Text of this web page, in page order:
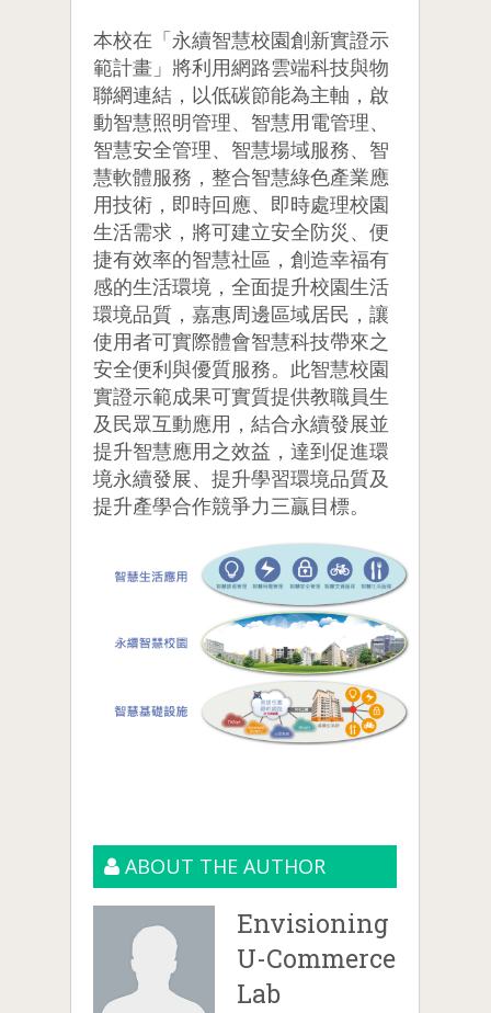
本校在「永續智慧校園創新實證示
範計畫」將利用網路雲端科技與物
聯網連結，以低碳節能為主軸，啟
動智慧照明管理、智慧用電管理、
智慧安全管理、智慧場域服務、智
慧軟體服務，整合智慧綠色產業應
用技術，即時回應、即時處理校園
生活需求，將可建立安全防災、便
捷有效率的智慧社區，創造幸福有
感的生活環境，全面提升校園生活
環境品質，嘉惠周邊區域居民，讓
使用者可實際體會智慧科技帶來之
安全便利與優質服務。此智慧校園
實證示範成果可實質提供教職員生
及民眾互動應用，結合永續發展並
提升智慧應用之效益，達到促進環
境永續發展、提升學習環境品質及
提升產學合作競爭力三贏目標。
ABOUT THE AUTHOR
Envisioning
U-Commerce
Lab